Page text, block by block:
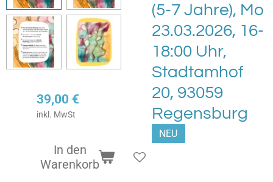
(5-7 Jahre), Mo
23.03.2026, 16-
18:00 Uhr,
Stadtamhof
20, 93059
Regensburg
NEU
39,00 €
inkl. MwSt
In den
Warenkorb